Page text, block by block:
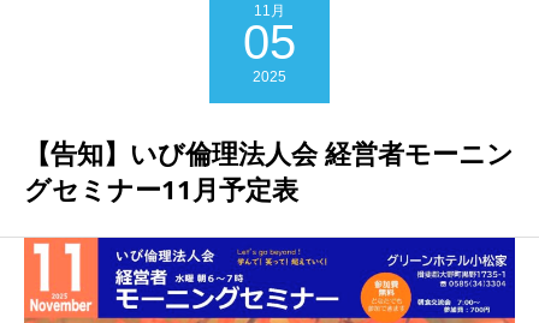
11月
05
2025
【告知】いび倫理法人会 経営者モーニン
グセミナー11月予定表